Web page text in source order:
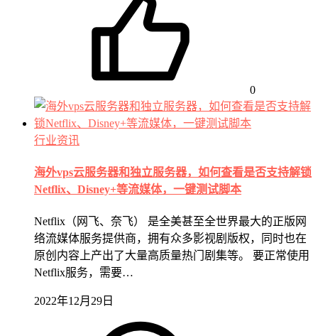
0
行业资讯
海外vps云服务器和独立服务器，如何查看是否支持解锁
Netflix、Disney+等流媒体，一键测试脚本
Netflix（网飞、奈飞） 是全美甚至全世界最大的正版网
络流媒体服务提供商，拥有众多影视剧版权，同时也在
原创内容上产出了大量高质量热门剧集等。 要正常使用
Netflix服务，需要…
2022年12月29日